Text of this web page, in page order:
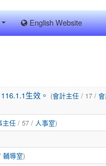
English Website
生效。 (會計主任/ 17 / 會
主任/ 57 / 人事室)
輔導室)